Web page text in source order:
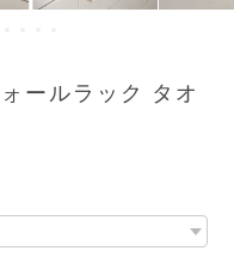
ールラック タオ